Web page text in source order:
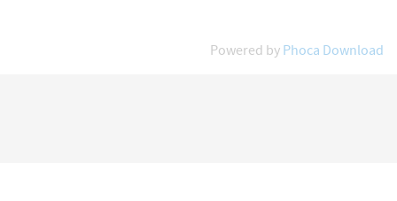
Powered by Phoca Download